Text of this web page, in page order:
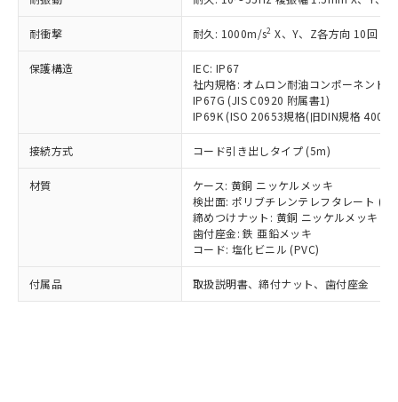
耐衝撃 耐久: 1000m/s2 X、Y、Z各方向 10回
保護構造
IEC: IP67
社内規格: オムロン耐油コンポーネント
IP67G (JIS C0920 附属書1)
IP69K (ISO 20653規格(旧DIN規格
接続方式 コード引き出しタイプ (5m)
材質
ケース: 黄銅 ニッケルメッキ
検出面: ポリブチレンテレフタレート
締めつけナット: 黄銅 ニッケルメッキ
歯付座金: 鉄 亜鉛メッキ
コード: 塩化ビニル (PVC)
付属品 取扱説明書、締付ナット、歯付座金
タに基づき作成されるものであり、閲
覧された時点での実際の在庫および標
準価格とは異なる場合があることをご
了承ください。
正式な納期状況および標準価格はお客
様のお取引先、またはお客様担当のオ
ムロン制御機器販売店・当社販売員に
ご相談ください。
オムロン制御機器販売店や当社販売拠
販売ネットワーク
」をご確認
在庫状況および標準価格結果を当社の
事前の承諾なく第三者に漏洩または開
示しないようお願いします。
マイパーツ機能（部品リスト作成サー
ビス）をご利用いただくには、I-Web
メンバーズにご登録されている必要が
鉛(Pb) 1000ppm以下、 水銀(Hg) 1000ppm以下、 カド
ミウム(Cd) 100ppm以下、
六価クロム(Cr(Ⅵ)) 1000ppm以下、ポリ臭化ビフェニル
類(PBB) 1000ppm以下、ポリ臭化ジフェニルエーテル類
(PBDE) 1000ppm以下、フタル酸ビス(2-エチルヘキシ
ル) (DEHP)(別名：DOP) 1000ppm以下、フタル酸ブチ
ルベンジル（BBP） 1000ppm以下、フタル酸ジブチル
（DBP） 1000ppm以下、フタル酸ジイソブチル
但し、RoHS指令で産業用監視および制御機器に対する
適用除外項目は除く。
フタル酸エステル類の４物質については閾値を超える意
図的な使用がないことを確認しています。
部品在庫の切り替え状況などにより、予定
月が前後することがあります。
*中国RoHS10物質の基準値 (GB/T26572)：
Pb(鉛) :1000ppm、 Hg(水銀) : 1000ppm、 Cd(カドミウ
Cr(Ⅵ)(六価クロム) : 1000ppm、 PBBs(ポリ臭化ビフェ
ニル類) : 1000ppm、 PBDEs(ポリ臭化ジフェニルエーテ
DBP(フタル酸ジブチル) : 1000ppm、 DIBP(フタル酸ジ
イソブチル) : 1000ppm、 BBP(フタル酸ブチルベンジ
DEHP(フタル酸ビス(2-エチルヘキシル)) : 1000ppm
※2 環境保護使用期限
「ｅ」：有害物質（10物質）のすべてが基
準値以下であることを示します。
「10」：通常の使用状況下において有害物
質が外部に漏えいし、環境に深刻な影響を
及ぼさない年数を意味します。
または国外への提供する場合は、日本
国政府の輸出許可(または役務取引許
可)を取得するなどの必要な手続きを
当社は規制貨物を破棄する場合は、完
全に破砕するなど、違法に輸出されな
いよう必要な手段を講じます。
当社は貴社製品を、核兵器、ミサイ
ル、化学兵器、生物兵器またはその他
武器並びにこれらの製造装置等に一切
使用いたしません。
当社は、貴社製品を第三者に販売する
場合は、上記1、2および3の内容を当
該第三者に通知します。また当社は、
販売先および販売に係わる関係者が違
法に輸出するおそれがある場合は、取
り引きをいたしません。
一定数以上の在庫あり
一定数には満たないが在庫あり
在庫なし(最新の在庫状況につ
いては、お客様のお取引先、ま
たはお客様担当のオムロン制御
機器販売店・当社販売員にご確
認ください)
受注生産機種、また在庫状況の
情報を公開していない機種